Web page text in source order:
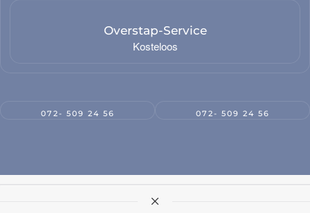
Openbaar bestuur
Landbouw
Overstap-Service
Kosteloos
072- 509 24 56 072- 509 24 56